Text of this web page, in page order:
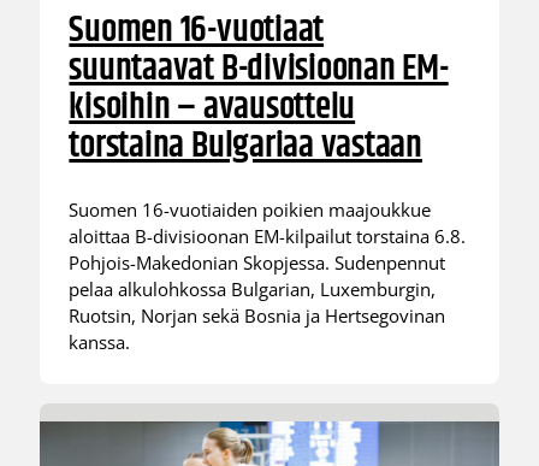
Suomen 16-vuotiaat
suuntaavat B-divisioonan EM-
kisoihin – avausottelu
torstaina Bulgariaa vastaan
Suomen 16-vuotiaiden poikien maajoukkue
aloittaa B-divisioonan EM-kilpailut torstaina 6.8.
Pohjois-Makedonian Skopjessa. Sudenpennut
pelaa alkulohkossa Bulgarian, Luxemburgin,
Ruotsin, Norjan sekä Bosnia ja Hertsegovinan
kanssa.